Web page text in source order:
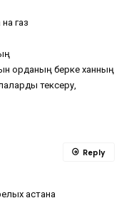
газ
орданың берке ханның
тексеру,
астана
Reply